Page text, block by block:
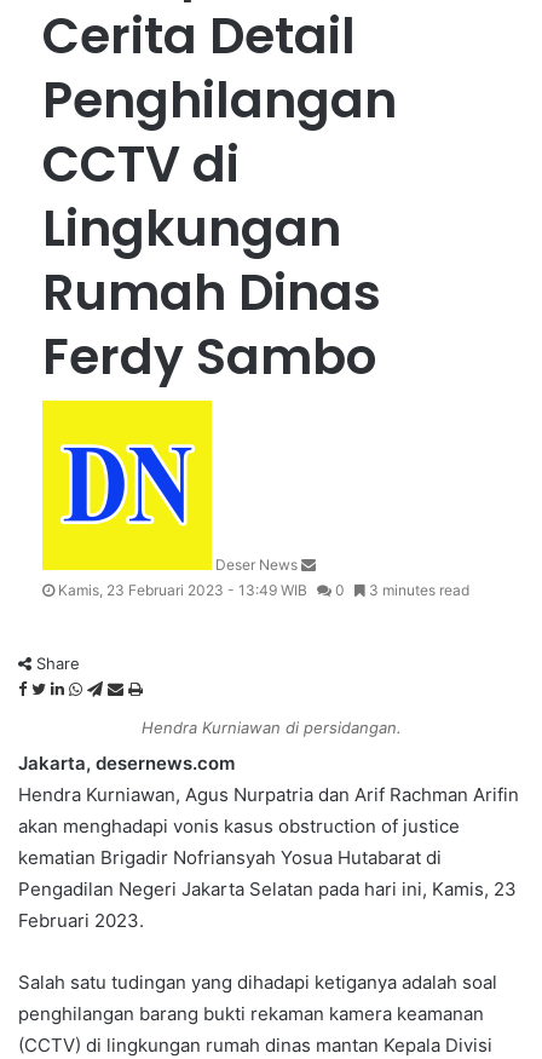
Cerita Detail
Penghilangan
CCTV di
Lingkungan
Rumah Dinas
Ferdy Sambo
Deser News
m
Kamis, 23 Februari 2023 - 13:49 WIB 0 3 minutes read
Share
F
e
b
k
T
t
t
L
k
e
n
W
t
s
p
T
e
g
r
a
m
S
r
e
a
E
m
l
i
n
t
Hendra Kurniawan di persidangan.
Jakarta, desernews.com
Hendra Kurniawan, Agus Nurpatria dan Arif Rachman Arifin
akan menghadapi vonis kasus obstruction of justice
kematian Brigadir Nofriansyah Yosua Hutabarat di
Pengadilan Negeri Jakarta Selatan pada hari ini, Kamis, 23
Februari 2023.
Salah satu tudingan yang dihadapi ketiganya adalah soal
penghilangan barang bukti rekaman kamera keamanan
(CCTV) di lingkungan rumah dinas mantan Kepala Divisi